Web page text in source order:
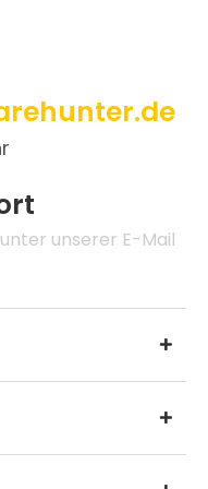
unserer E-Mail